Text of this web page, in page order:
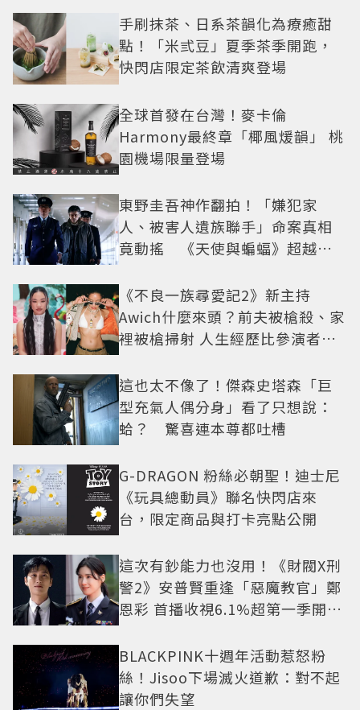
手刷抹茶、日系茶韻化為療癒甜
點！「米弎豆」夏季茶季開跑，
快閃店限定茶飲清爽登場
全球首發在台灣！麥卡倫
Harmony最終章「椰風煖韻」 桃
園機場限量登場
東野圭吾神作翻拍！「嫌犯家
人、被害人遺族聯手」命案真相
竟動搖 《天使與蝙蝠》超越懸
《不良一族尋愛記2》新主持
Awich什麼來頭？前夫被槍殺、家
裡被槍掃射 人生經歷比參演者還
這也太不像了！傑森史塔森「巨
型充氣人偶分身」看了只想說：
蛤？ 驚喜連本尊都吐槽
G-DRAGON 粉絲必朝聖！迪士尼
《玩具總動員》聯名快閃店來
台，限定商品與打卡亮點公開
這次有鈔能力也沒用！《財閥X刑
警2》安普賢重逢「惡魔教官」鄭
恩彩 首播收視6.1%超第一季開紅
BLACKPINK十週年活動惹怒粉
絲！Jisoo下場滅火道歉：對不起
讓你們失望